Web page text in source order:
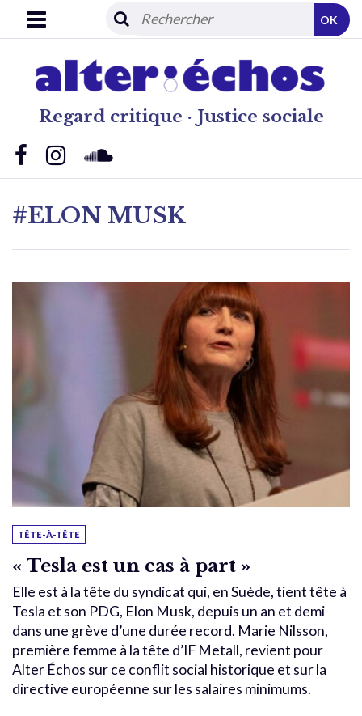
Regard critique · Justice sociale
OK
#ELON MUSK
TÊTE-À-TÊTE
« Tesla est un cas à part »
Elle est à la tête du syndicat qui, en Suède, tient tête à
Tesla et son PDG, Elon Musk, depuis un an et demi
dans une grève d’une durée record. Marie Nilsson,
première femme à la tête d’IF Metall, revient pour
Alter Échos sur ce conflit social historique et sur la
directive européenne sur les salaires minimums.